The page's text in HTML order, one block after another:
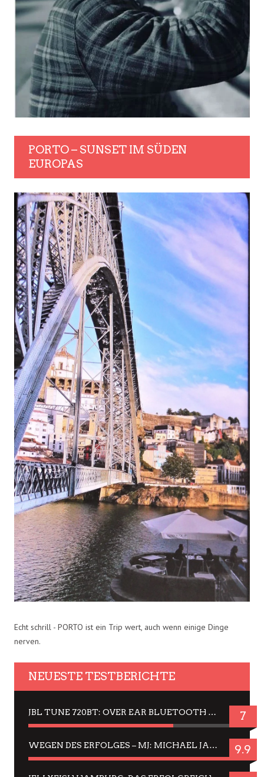
PORTO – SUNSET IM SÜDEN
EUROPAS
Echt schrill - PORTO ist ein Trip wert, auch wenn einige Dinge
nerven.
NEUESTE TESTBERICHTE
JBL TUNE 720BT: OVER EAR BLUETOOTH KOPFHÖRER UM DIE 50,-€ IM DAUER-TEST 7
WEGEN DES ERFOLGES – MJ: MICHAEL JACKSON MUSICAL IN EINER MATINEE SEHEN 9.9